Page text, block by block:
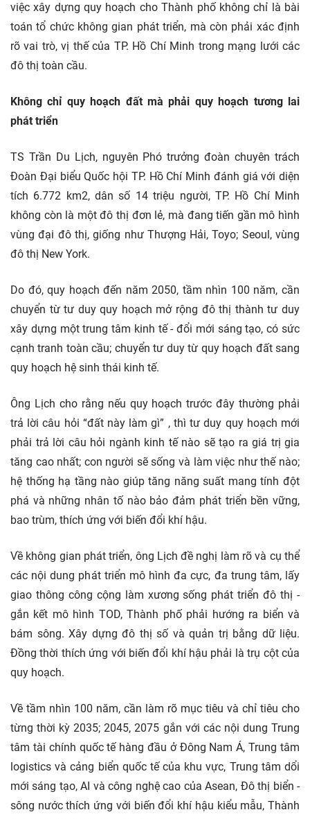
việc xây dựng quy hoạch cho Thành phố không chỉ là bài
toán tổ chức không gian phát triển, mà còn phải xác định
rõ vai trò, vị thế của TP. Hồ Chí Minh trong mạng lưới các
đô thị toàn cầu.
Không chỉ quy hoạch đất mà phải quy hoạch tương lai
phát triển
TS Trần Du Lịch, nguyên Phó trưởng đoàn chuyên trách
Đoàn Đại biểu Quốc hội TP. Hồ Chí Minh đánh giá với diện
tích 6.772 km2, dân số 14 triệu người, TP. Hồ Chí Minh
không còn là một đô thị đơn lẻ, mà đang tiến gần mô hình
vùng đại đô thị, giống như Thượng Hải, Toyo; Seoul, vùng
đô thị New York.
Do đó, quy hoạch đến năm 2050, tầm nhìn 100 năm, cần
chuyển từ tư duy quy hoạch mở rộng đô thị thành tư duy
xây dựng một trung tâm kinh tế - đổi mới sáng tạo, có sức
cạnh tranh toàn cầu; chuyển tư duy từ quy hoạch đất sang
quy hoạch hệ sinh thái kinh tế.
Ông Lịch cho rằng nếu quy hoạch trước đây thường phải
trả lời câu hỏi “đất này làm gì” , thì tư duy quy hoạch mới
phải trả lời câu hỏi ngành kinh tế nào sẽ tạo ra giá trị gia
tăng cao nhất; con người sẽ sống và làm việc như thế nào;
hệ thống hạ tầng nào giúp tăng năng suất mang tính đột
phá và những nhân tố nào bảo đảm phát triển bền vững,
bao trùm, thích ứng với biến đổi khí hậu.
Về không gian phát triển, ông Lịch đề nghị làm rõ và cụ thể
các nội dung phát triển mô hình đa cực, đa trung tâm, lấy
giao thông công cộng làm xương sống phát triển đô thị -
gắn kết mô hình TOD, Thành phố phải hướng ra biển và
bám sông. Xây dựng đô thị số và quản trị bằng dữ liệu.
Đồng thời thích ứng với biến đổi khí hậu phải là trụ cột của
quy hoạch.
Về tầm nhìn 100 năm, cần làm rõ mục tiêu và chỉ tiêu cho
từng thời kỳ 2035; 2045, 2075 gắn với các nội dung Trung
tâm tài chính quốc tế hàng đầu ở Đông Nam Á, Trung tâm
logistics và cảng biển quốc tế của khu vực, Trung tâm dổi
mới sáng tạo, AI và công nghệ cao của Asean, Đô thị biển -
sông nước thích ứng với biến đổi khí hậu kiểu mẫu, Thành